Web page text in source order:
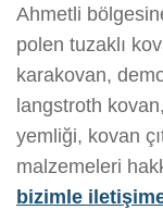
Ahmetli
polen tuzaklı
karakovan,
langstroth
yemliği, kovan
malzemeleri
bizimle